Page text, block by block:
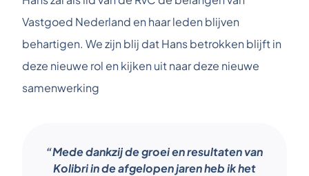
Vastgoed Nederland en haar leden blijven
behartigen. We zijn blij dat Hans betrokken blijft in
deze nieuwe rol en kijken uit naar deze nieuwe
samenwerking
“Mede dankzij de groei en resultaten van
Kolibri in de afgelopen jaren heb ik het